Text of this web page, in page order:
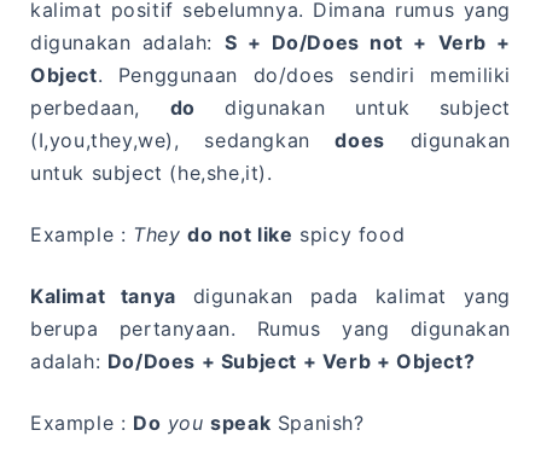
kalimat positif sebelumnya. Dimana rumus yang
digunakan adalah: S + Do/Does not + Verb +
Object. Penggunaan do/does sendiri memiliki
perbedaan, do digunakan untuk subject
(I,you,they,we), sedangkandoes digunakan
untuk subject (he,she,it).
Example : They do not like spicy food
Kalimat tanya digunakan pada kalimat yang
berupa pertanyaan. Rumus yang digunakan
adalah: Do/Does + Subject + Verb + Object?
Example : Do you speak Spanish?